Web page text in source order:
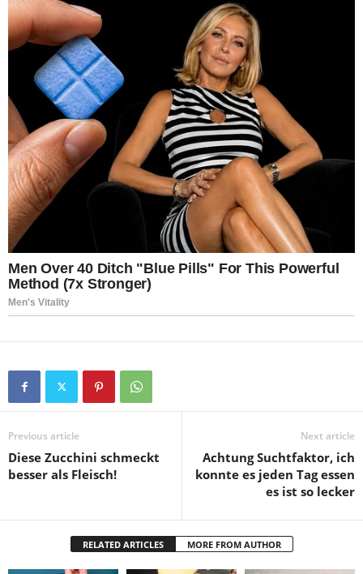
Previous article
Diese Zucchini schmeckt
besser als Fleisch!
Next article
Achtung Suchtfaktor, ich
konnte es jeden Tag essen
es ist so lecker
RELATED ARTICLES MORE FROM AUTHOR